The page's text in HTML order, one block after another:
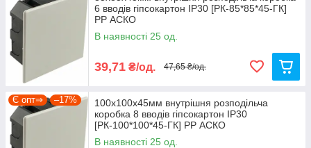
6 вводів гіпсокартон IP30 [РК-85*85*45-ГК]
PP АСКО
В наявності 25 од.
39,71 ₴/од. 47,65 ₴/од.
Є опт⇒ –17%
100х100х45мм внутрішня розподільча
коробка 8 вводів гіпсокартон IP30
[РК-100*100*45-ГК] PP АСКО
В наявності 25 од.